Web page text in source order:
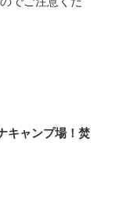
キャンプ場！焚